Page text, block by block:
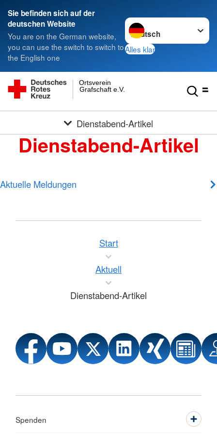
Sie befinden sich auf der
deutschen Website
You are on the German website,
you can use the switch to switch to
the English one
Sprache wechseln zu
Alles klar
Grafschaft e.V.
Ortsverein
Dienstabend-Artikel
Dienstabend-Artikel
Aktuelle Meldungen
Start
Aktuell
Dienstabend-Artikel
Spenden